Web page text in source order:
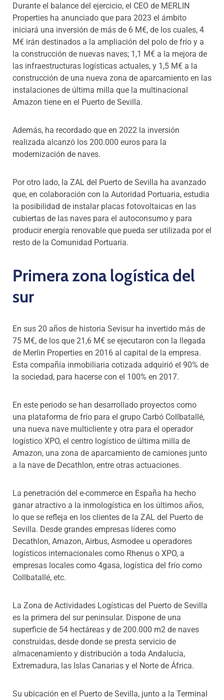
Durante el balance del ejercicio, el CEO de MERLIN
Properties ha anunciado que para 2023 el ámbito
iniciará una inversión de más de 6 M€, de los cuales, 4
M€ irán destinados a la ampliación del polo de frío y a
la construcción de nuevas naves; 1,1 M€ a la mejora de
las infraestructuras logísticas actuales, y 1,5 M€ a la
construcción de una nueva zona de aparcamiento en las
instalaciones de última milla que la multinacional
Amazon tiene en el Puerto de Sevilla.
Además, ha recordado que en 2022 la inversión
realizada alcanzó los 200.000 euros para la
modernización de naves.
Por otro lado, la ZAL del Puerto de Sevilla ha avanzado
que, en colaboración con la Autoridad Portuaria, estudia
la posibilidad de instalar placas fotovoltaicas en las
cubiertas de las naves para el autoconsumo y para
producir energía renovable que pueda ser utilizada por el
resto de la Comunidad Portuaria.
Primera zona logística del
sur
En sus 20 años de historia Sevisur ha invertido más de
75 M€, de los que 21,6 M€ se ejecutaron con la llegada
de Merlin Properties en 2016 al capital de la empresa.
Esta compañía inmobiliaria cotizada adquirió el 90% de
la sociedad, para hacerse con el 100% en 2017.
En este periodo se han desarrollado proyectos como
una plataforma de frío para el grupo Carbó Collbatallé,
una nueva nave multicliente y otra para el operador
logístico XPO, el centro logístico de última milla de
Amazon, una zona de aparcamiento de camiones junto
a la nave de Decathlon, entre otras actuaciones.
La penetración del e-commerce en España ha hecho
ganar atractivo a la inmologística en los últimos años,
lo que se refleja en los clientes de la ZAL del Puerto de
Sevilla. Desde grandes empresas líderes como
Decathlon, Amazon, Airbus, Asmodee u operadores
logísticos internacionales como Rhenus o XPO, a
empresas locales como 4gasa, logística del frío como
Collbatallé, etc.
La Zona de Actividades Logísticas del Puerto de Sevilla
es la primera del sur peninsular. Dispone de una
superficie de 54 hectáreas y de 200.000 m2 de naves
construidas, desde donde se presta servicio de
almacenamiento y distribución a toda Andalucía,
Extremadura, las Islas Canarias y el Norte de África.
Su ubicación en el Puerto de Sevilla, junto a la Terminal